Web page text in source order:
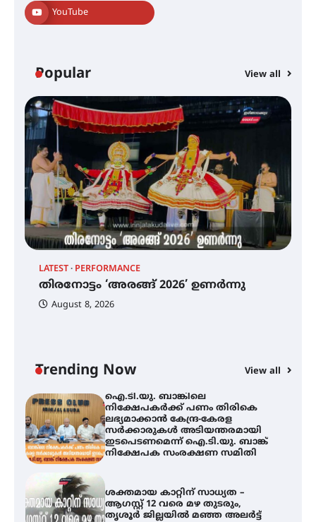
YouTube
Popular View all
LATEST PERFORMANCE
തിരനോട്ടം ‘അരങ്ങ് 2026’ ഉണർന്നു
August 8, 2026
Trending Now View all
ശക്തമായ കാറ്റിന് സാധ്യത –
ജില്ലയിൽ എല്ലാ വിദ്യാഭ്യാസ
സ്ഥാപനങ്ങൾക്കും ശനിയാഴ്ച
അവധി
എം.ജി. യൂണിവേഴ്‌സിറ്റിയിൽ നിന്ന്
ഇംഗ്ളീഷ് സാഹിത്യത്തിൽ
ഡോക്ടറേറ്റ് നേടിയ എൻ. ആര്യ
ട്യുണീഷ്യൻ ചിത്രം ” ദി വോയിസ്
ഫിലിം സൊസൈറ്റി ആഗസ്റ്റ് 7
വെള്ളിയാഴ്ച സ്‌ക്രീൻ ചെയ്യുന്നു
ഐ.ടി.യു. ബാങ്കിലെ
നിക്ഷേപകർക്ക് പണം തിരികെ
ലഭ്യമാക്കാൻ കേന്ദ്ര-കേരള
സർക്കാരുകൾ അടിയന്തരമായി
ഇടപെടണമെന്ന് ഐ.ടി.യു. ബാങ്ക്
നിക്ഷേപക സംരക്ഷണ സമിതി
ശക്തമായ കാറ്റിന് സാധ്യത –
ആഗസ്റ്റ് 12 വരെ മഴ തുടരും,
തൃശൂർ ജില്ലയിൽ മഞ്ഞ അലർട്ട്